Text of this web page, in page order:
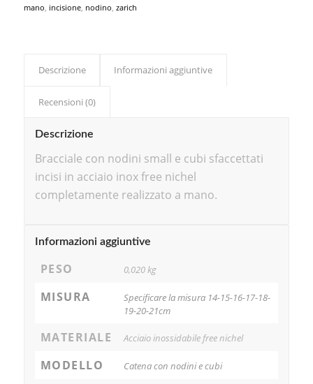
mano incisione, nodino zarich
Descrizione Informazioni aggiuntive
Recensioni (0)
Descrizione
Bracciale con nodini small e cubi sfaccettati
incisi in acciaio inox free nichel
completamente realizzato a mano.
Informazioni aggiuntive
PESO 0,020 kg
MISURA
Specificare la misura 14-15-16-17-18-
19-20-21cm
MATERIALE Acciaio inossidabile free nichel
MODELLO Catena con nodini e cubi